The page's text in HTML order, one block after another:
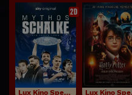
2D
Lux Kino Specials